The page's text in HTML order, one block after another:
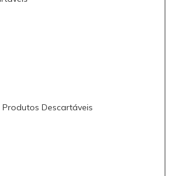
Produtos Descartáveis